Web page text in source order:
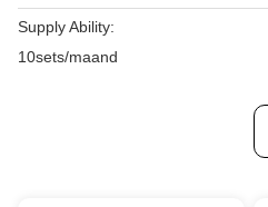
Supply Ability:
10sets/maand